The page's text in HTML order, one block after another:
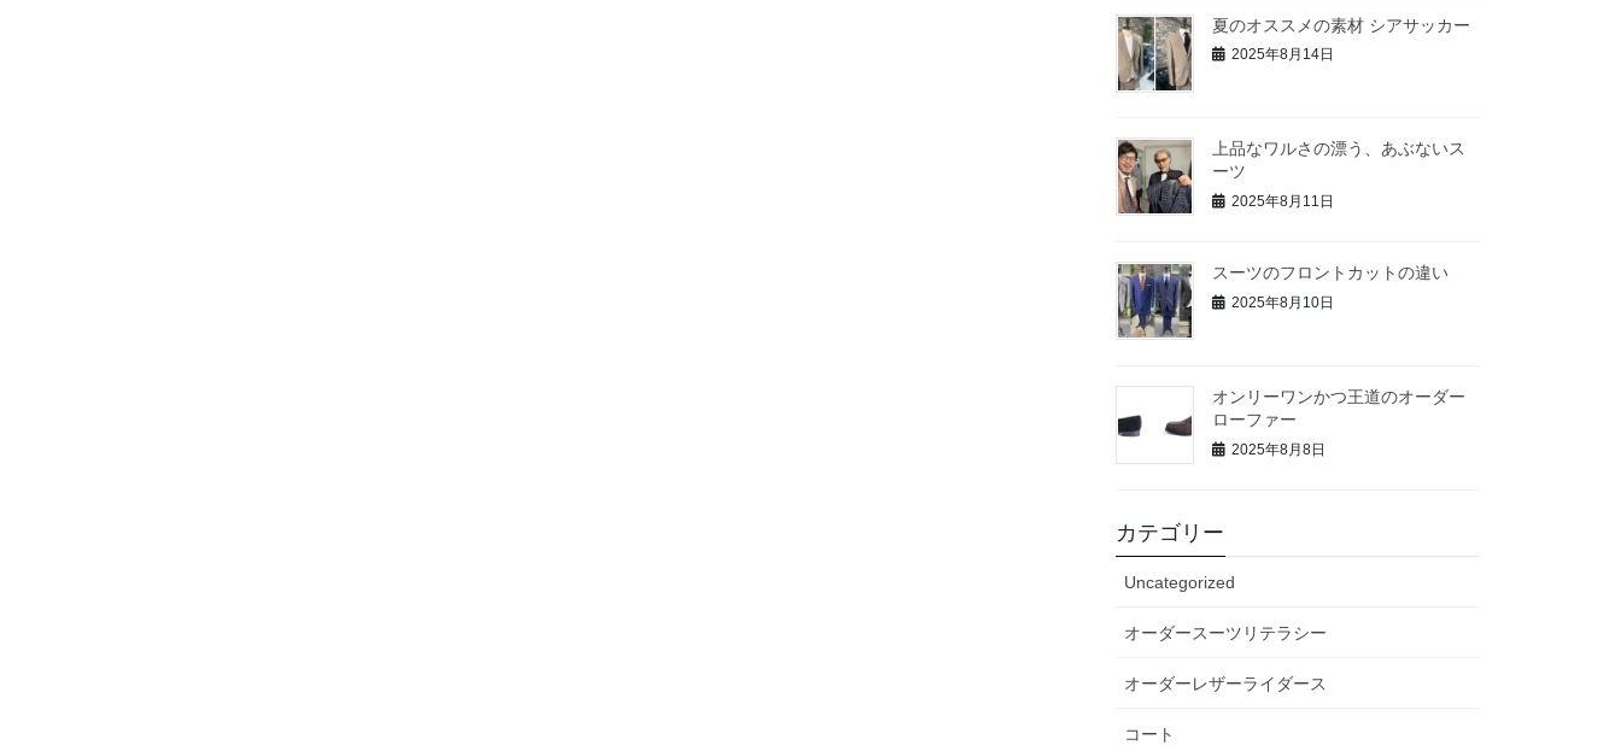
夏のオススメの素材 シアサッカー
2025年8月14日
上品なワルさの漂う、あぶないス
ーツ
2025年8月11日
スーツのフロントカットの違い
2025年8月10日
オンリーワンかつ王道のオーダー
ローファー
2025年8月8日
カテゴリー
Uncategorized
オーダースーツリテラシー
オーダーレザーライダース
コート